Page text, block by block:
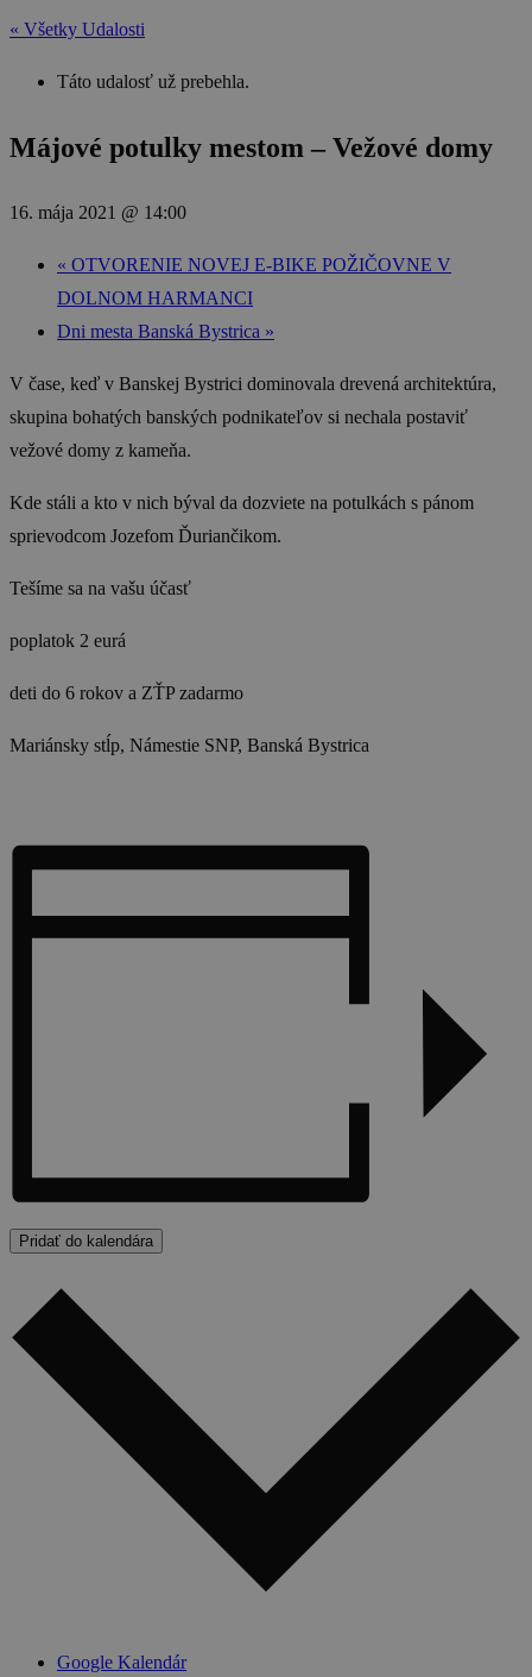
« Všetky Udalosti
Táto udalosť už prebehla.
Májové potulky mestom – Vežové domy
16. mája 2021 @ 14:00
« OTVORENIE NOVEJ E-BIKE POŽIČOVNE V
DOLNOM HARMANCI
Dni mesta Banská Bystrica »
V čase, keď v Banskej Bystrici dominovala drevená architektúra,
skupina bohatých banských podnikateľov si nechala postaviť
vežové domy z kameňa.
Kde stáli a kto v nich býval da dozviete na potulkách s pánom
sprievodcom Jozefom Ďuriančikom.
Tešíme sa na vašu účasť
poplatok 2 eurá
deti do 6 rokov a ZŤP zadarmo
Mariánsky stĺp, Námestie SNP, Banská Bystrica
Pridať do kalendára
Google Kalendár